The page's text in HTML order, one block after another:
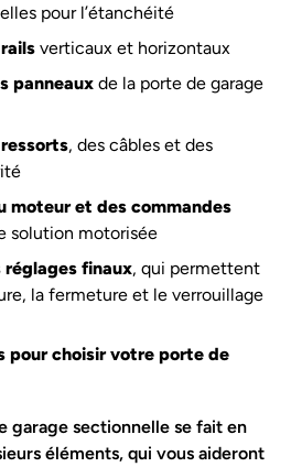
pour l’étanchéité
verticaux et horizontaux
panneauxde la porte de garage
, des câbles et des
moteur et des commandes
solution motorisée
finaux, qui permettent
la fermeture et le verrouillage
pour choisir votre porte de
garage sectionnelle se fait en
éléments, qui vous aideront